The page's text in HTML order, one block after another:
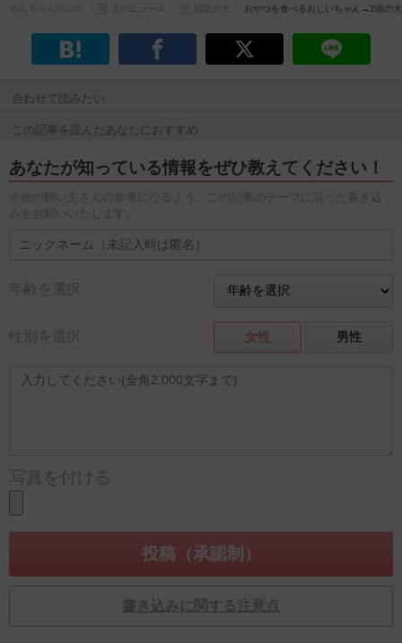
おやつを食べるおじいちゃん→2頭の
合わせて読みたい
この記事を読んだあなたにおすすめ
あなたが知っている情報をぜひ教えてください！
※他の飼い主さんの参考になるよう、この記事のテーマに沿った書き込
みをお願いいたします。
年齢を選択
性別を選択 女性 男性
写真を付ける
書き込みに関する注意点